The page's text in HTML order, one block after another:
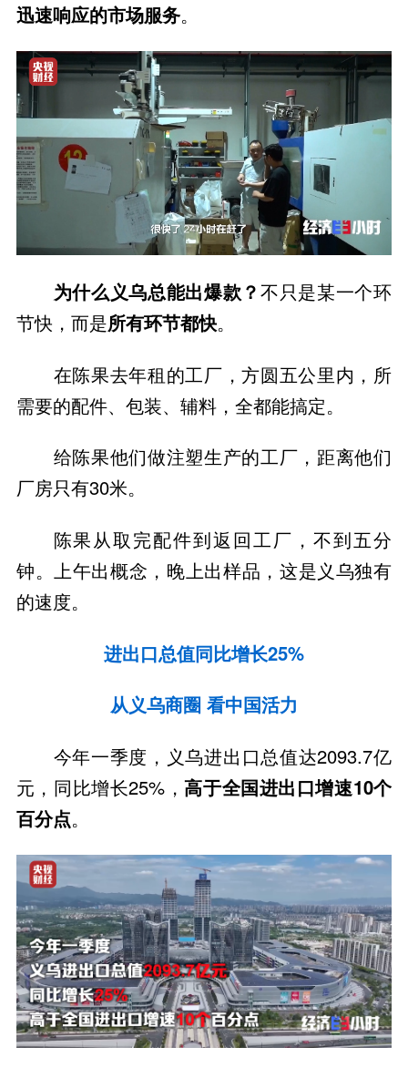
迅速响应的市场服务
为什么义乌总能出爆款？不只是某一个环
节快，而是所有环节都快。
在陈果去年租的工厂，方圆五公里内，所
需要的配件、包装、辅料，全都能搞定。
给陈果他们做注塑生产的工厂，距离他们
厂房只有30米。
陈果从取完配件到返回工厂，不到五分
钟。上午出概念，晚上出样品，这是义乌独有
的速度。
进出口总值同比增长25%
从义乌商圈 看中国活力
今年一季度，义乌进出口总值达2093.7亿
元，同比增长25%，高于全国进出口增速10个
百分点